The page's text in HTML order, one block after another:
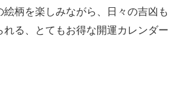
柄を楽しみながら、日々の吉凶も
る、とてもお得な開運カレンダー